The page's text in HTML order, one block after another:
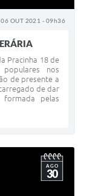
06 OUT 2021 - 09h36
Pracinha 18 de
nos
de presente a
de dar
formada pelas
AGO
30